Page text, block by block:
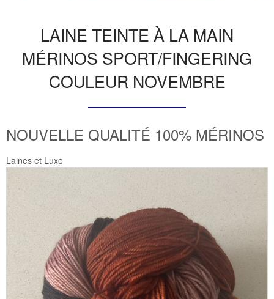
LAINE TEINTE À LA MAIN
MÉRINOS SPORT/FINGERING
COULEUR NOVEMBRE
NOUVELLE QUALITÉ 100% MÉRINOS
Laines et Luxe